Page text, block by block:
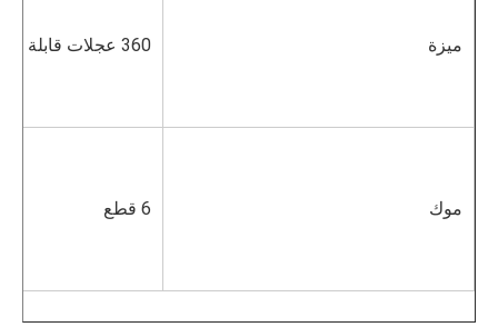
ميزة 360 عجلات قابلة للدوران
موك 6 قطع